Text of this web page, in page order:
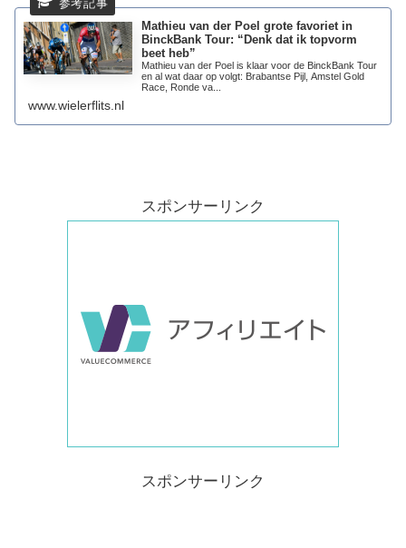
Mathieu van der Poel grote favoriet in
BinckBank Tour: “Denk dat ik topvorm
beet heb”
Mathieu van der Poel is klaar voor de BinckBank Tour
en al wat daar op volgt: Brabantse Pijl, Amstel Gold
Race, Ronde va...
www.wielerflits.nl
スポンサーリンク
スポンサーリンク